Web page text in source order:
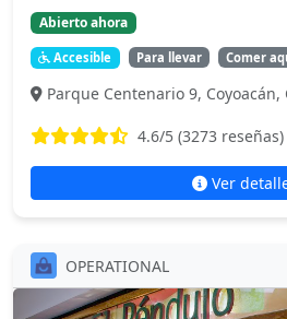
Abierto ahora
Accesible Para llevar Comer
Parque Centenario 9,
4.6/5 (3273 reseñas)
Ver
OPERATIONAL